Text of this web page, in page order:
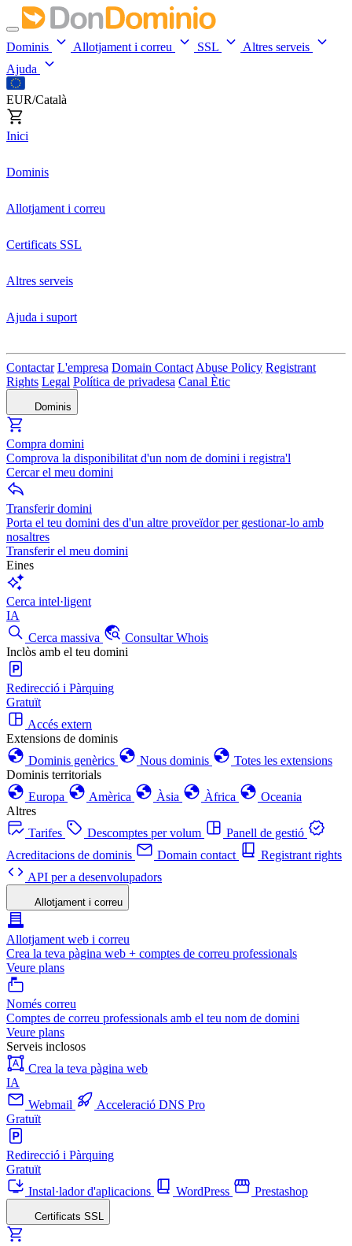
Dominis Allotjament i correu SSL
Altres serveis
Ajuda
EUR/Català
Inici
Dominis
Allotjament i correu
Certificats SSL
Altres serveis
Ajuda i suport
Contactar L'empresa Domain Contact Abuse Policy Registrant
Rights Legal Política de privadesa Canal Ètic
Dominis
Compra domini
Comprova la disponibilitat d'un nom de domini i registra'l
Cercar el meu domini
Transferir domini
Porta el teu domini des d'un altre proveïdor per gestionar-lo amb
nosaltres
Transferir el meu domini
Eines
Cerca intel·ligent
IA
Cerca massiva
Consultar Whois
Inclòs amb el teu domini
Redirecció i Pàrquing
Gratuït
Accés extern
Extensions de dominis
Dominis genèrics
Nous dominis
Totes les extensions
Dominis territorials
Europa
Amèrica Àsia Àfrica
Oceania
Altres
Tarifes
Descomptes per volum
Panell de gestió
Acreditacions de dominis
Domain contact
Registrant rights
API per a desenvolupadors
Allotjament i correu
Allotjament web i correu
Crea la teva pàgina web + comptes de correu professionals
Veure plans
Només correu
Comptes de correu professionals amb el teu nom de domini
Veure plans
Serveis inclosos
Crea la teva pàgina web
IA
Webmail
Acceleració DNS Pro
Gratuït
Redirecció i Pàrquing
Gratuït
Instal·lador d'aplicacions
WordPress Prestashop
Certificats SSL